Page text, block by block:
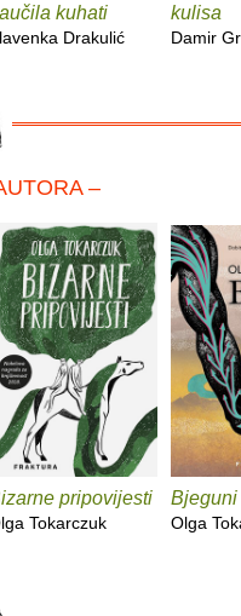
kuhati
Drakulić
kulisa
Damir
–
pripovijesti
Tokarczuk
Bjeguni
Olga